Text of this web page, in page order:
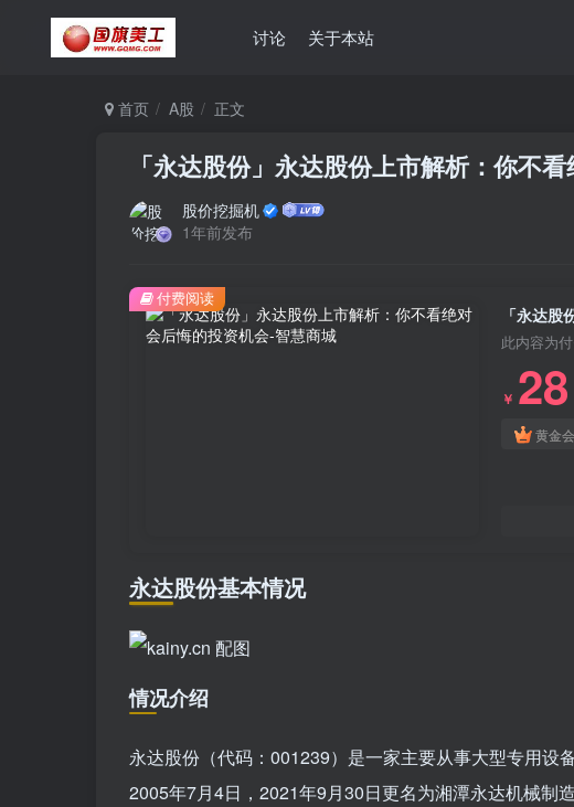
讨论 关于本站
首页 A股 正文
「永达股份」永达股份上市解析：你不
股价挖掘机
1年前发布
「永达
此内容为
￥ 28
黄金
付费阅读
永达股份基本情况
情况介绍
永达股份（代码：001239）是一家主要从事大型专用设
2005年7月4日，2021年9月30日更名为湘潭永达机械制